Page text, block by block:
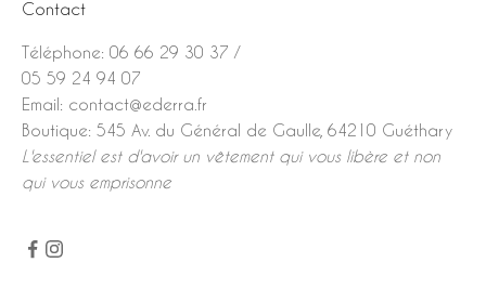
Contact
Téléphone: 06 66 29 30 37 /
05 59 24 94 07
Email: contact@ederra.fr
Boutique: 545 Av. du Général de Gaulle, 64210 Guéthary
L'essentiel est d'avoir un vêtement qui vous libère et non
qui vous emprisonne